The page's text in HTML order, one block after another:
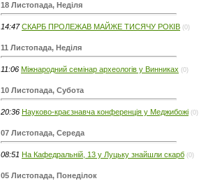
18 Листопада, Неділя
14:47 СКАРБ ПРОЛЕЖАВ МАЙЖЕ ТИСЯЧУ РОКІВ (0)
11 Листопада, Неділя
11:06 Міжнародний семінар археологів у Винниках (0)
10 Листопада, Субота
20:36 Науково-краєзнавча конференція у Меджибожі (0)
07 Листопада, Середа
08:51 На Кафедральній, 13 у Луцьку знайшли скарб (0)
05 Листопада, Понеділок